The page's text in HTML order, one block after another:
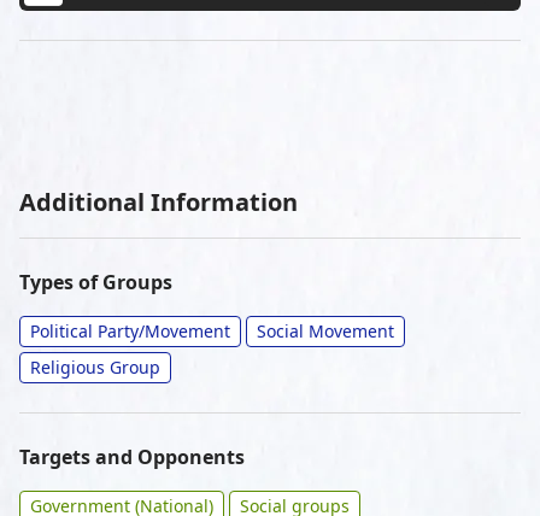
Additional Information
Types of Groups
Political Party/Movement
Social Movement
Religious Group
Targets and Opponents
Government (National) Social groups